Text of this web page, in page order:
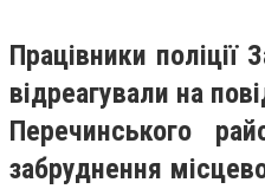
Працівники поліції
відреагували на
Перечинського
забруднення